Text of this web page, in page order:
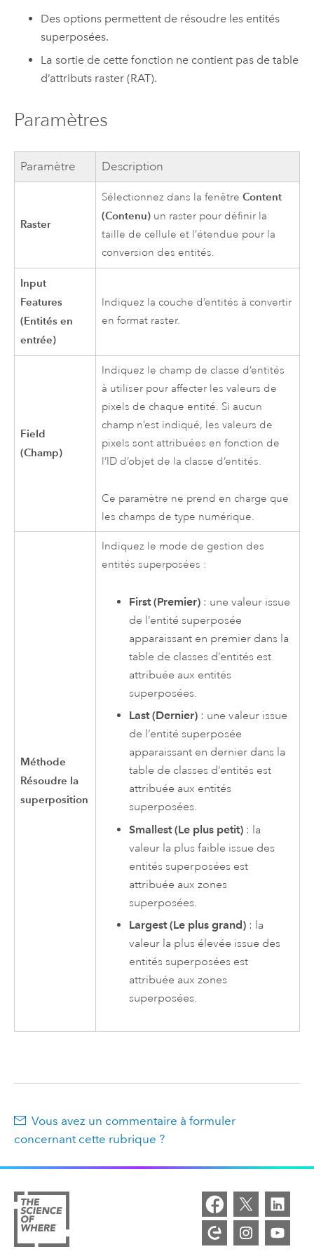
Des options permettent de résoudre les entités
superposées.
La sortie de cette fonction ne contient pas de table
d’attributs raster (RAT).
Paramètres
Paramètre Description
Raster
Sélectionnez dans la fenêtreContent
(Contenu) un raster pour définir la
taille de cellule et l’étendue pour la
conversion des entités.
Input
Features
(Entités en
entrée)
Indiquez la couche d’entités à convertir
en format raster.
Field
(Champ)
Indiquez le champ de classe d’entités
à utiliser pour affecter les valeurs de
pixels de chaque entité. Si aucun
champ n’est indiqué, les valeurs de
pixels sont attribuées en fonction de
l’ID d’objet de la classe d’entités.
Ce paramètre ne prend en charge que
les champs de type numérique.
Méthode
Résoudre la
superposition
Indiquez le mode de gestion des
entités superposées :
First (Premier) : une valeur issue
de l’entité superposée
apparaissant en premier dans la
table de classes d’entités est
attribuée aux entités
superposées.
Last (Dernier) : une valeur issue
de l’entité superposée
apparaissant en dernier dans la
table de classes d’entités est
attribuée aux entités
superposées.
Smallest (Le plus petit) : la
valeur la plus faible issue des
entités superposées est
attribuée aux zones
superposées.
Largest (Le plus grand) : la
valeur la plus élevée issue des
entités superposées est
attribuée aux zones
superposées.
Vous avez un commentaire à formuler
concernant cette rubrique ?